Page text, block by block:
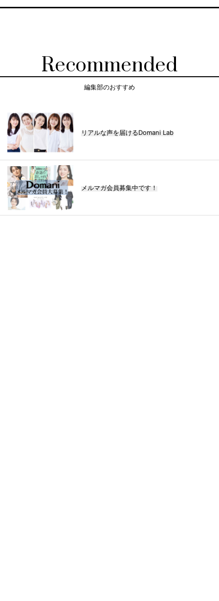
Recommended
編集部のおすすめ
リアルな声を届けるDomani Lab
メルマガ会員募集中です！